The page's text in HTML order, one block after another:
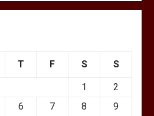
T F S S
1
2
6 7 8
9